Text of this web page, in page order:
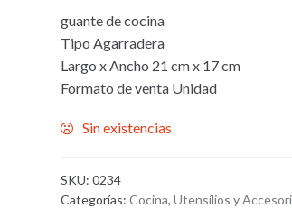
guante de cocina
Tipo Agarradera
Largo x Ancho 21 cm x 17 cm
Formato de venta Unidad
Sin existencias
SKU:0234
Categorías:Cocina,Utensílios y